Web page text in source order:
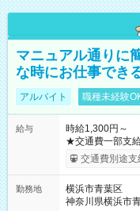
マニュアル通りに
な時にお仕事でき
アルバイト 職種未経験
給与
時給1,300円～
★交通費一部支給 時給1,300円～ ※試験・役割により手当
※勤務回数によ
り！】 希望さ
例】 ・河合塾模
×8時間＝日収
交通費別途支
勤務地
横浜市青葉区
神奈川県横浜市